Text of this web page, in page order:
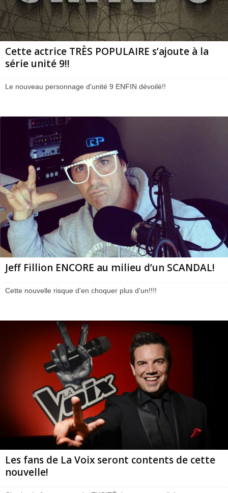
Cette actrice TRÈS POPULAIRE s’ajoute à la
série unité 9!!
Le nouveau personnage d'unité 9 ENFIN dévoilé!!
Jeff Fillion ENCORE au milieu d’un SCANDAL!
Cette nouvelle risque d'en choquer plus d'un!!!!
Les fans de La Voix seront contents de cette
nouvelle!